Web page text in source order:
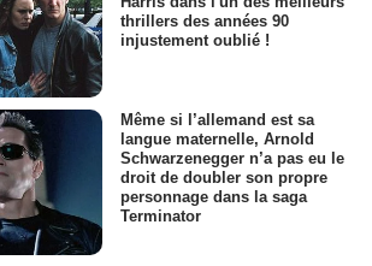
thrillers des années 90
injustement oublié !
Même si l’allemand est sa
langue maternelle, Arnold
Schwarzenegger n’a pas eu le
droit de doubler son propre
personnage dans la saga
Terminator